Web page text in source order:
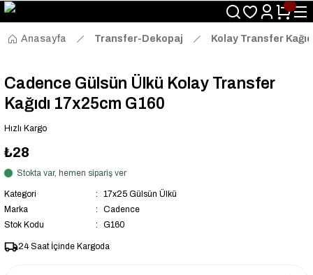
Size Özel "HG10" Kodu ile Sepette Hemen %10 İndirim Fırsatını
Kaçırmayın!
Anasayfa
Transfer-Dekopaj Kolay Transfer
Cadence Gülsün Ülkü Kolay Transfer
Kağıdı 17x25cm G160
Hızlı Kargo
₺28
Stokta var, hemen sipariş ver
Kategori
17x25 Gülsün Ülkü
Marka
Cadence
Stok Kodu
G160
24 Saat İçinde Kargoda